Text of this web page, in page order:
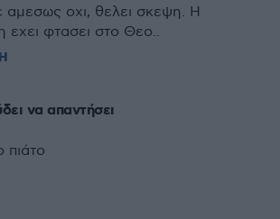
οχι, θελει σκεψη. Η
εχει φτασει στο Θεο..
να απαντήσει
πιάτο